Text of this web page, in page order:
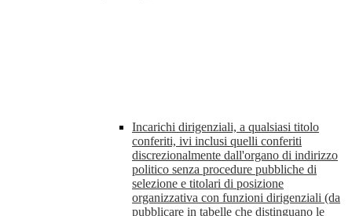
Incarichi dirigenziali, a qualsiasi titolo
conferiti, ivi inclusi quelli conferiti
discrezionalmente dall'organo di indirizzo
politico senza procedure pubbliche di
selezione e titolari di posizione
organizzativa con funzioni dirigenziali (da
pubblicare in tabelle che distinguano le